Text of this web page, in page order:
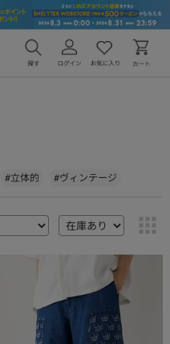
#立体的 #ヴィンテージ